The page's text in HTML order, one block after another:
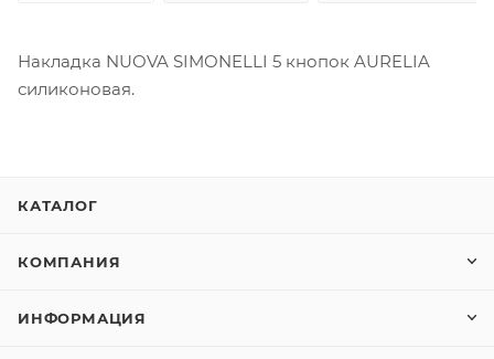
Накладка NUOVA SIMONELLI 5 кнопок AURELIA
силиконовая.
КАТАЛОГ
КОМПАНИЯ
ИНФОРМАЦИЯ